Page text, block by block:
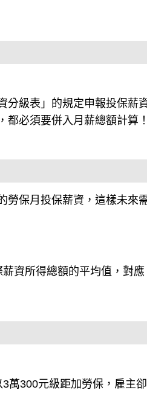
分級表」的規定申報投保薪
必須要併入月薪總額計算！
勞保月投保薪資，這樣未來
資所得總額的平均值，對應
萬300元級距加勞保，雇主